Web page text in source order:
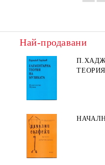
Най-продавани